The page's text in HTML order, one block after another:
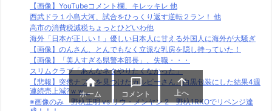
【画像】YouTubeコメント欄、キレッキレ 他
西武ドラ１小島大河、試合をひっくり返す逆転２ラン！ 他
高市の消費税減税ちょっとひどいわ他
海外「日本が正しい！」優しい日本人に甘える外国人に海外が大騒ぎ
【画像】のんさん、とんでもなく立派な乳房を隠し持っていた！
【画像】「美人すぎる県警本部長」、失職・・・
スリムクラブ「あんなネタやりたくなかった」
【悲報】突然ナフサを見つけたカルビーさん、白黒包装にした結果4週
連続売上減?ｗｗ...
※画像のみ 野杁正明 vs リウ・メンヤン 2 野杁1RKOでリベンジ達

ホーム

コメント

上へ